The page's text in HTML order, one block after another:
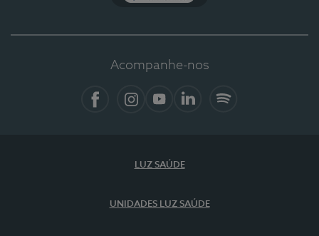
Acompanhe-nos
LUZ SAÚDE
UNIDADES LUZ SAÚDE